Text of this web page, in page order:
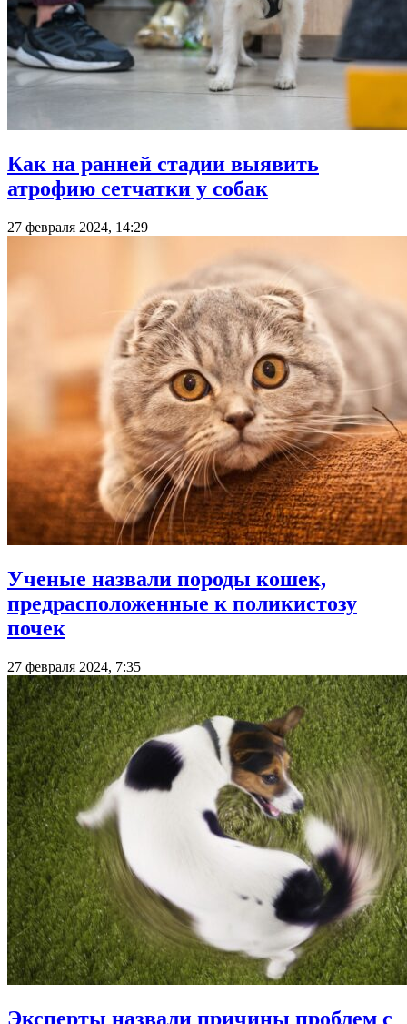
Как на ранней стадии выявить
атрофию сетчатки у собак
27 февраля 2024, 14:29
Ученые назвали породы кошек,
предрасположенные к поликистозу
почек
27 февраля 2024, 7:35
Эксперты назвали причины проблем с